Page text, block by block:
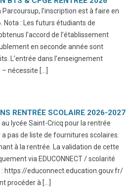
l’inscription est à faire en
Nota : Les futurs étudiants de
l’accord de l’établissement
en seconde année sont
L’entrée dans l’enseignement
nécessite […]
RENTRÉE SCOLAIRE 2026-2027
lycée Saint-Cricq pour la rentrée
a pas de liste de fournitures scolaires.
à la rentrée. La validation de cette
via EDUCONNECT / scolarité
https://educonnect.education.gouv.fr/
procéder à […]